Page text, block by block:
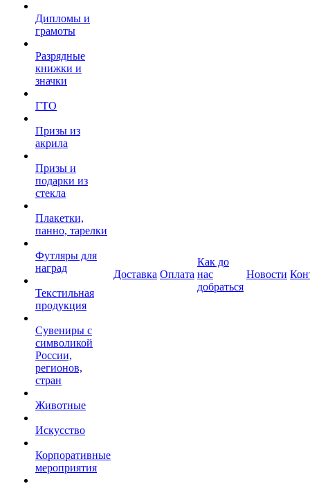
Дипломы и
грамоты
Разрядные
книжки и
значки
ГТО
Призы из
акрила
Призы и
подарки из
стекла
Плакетки,
панно, тарелки
Футляры для
наград
Текстильная
продукция
Сувениры с
символикой
России,
регионов,
стран
Животные
Искусство
Корпоративные
мероприятия
Доставка Оплата
Как до
нас
добраться
Новости